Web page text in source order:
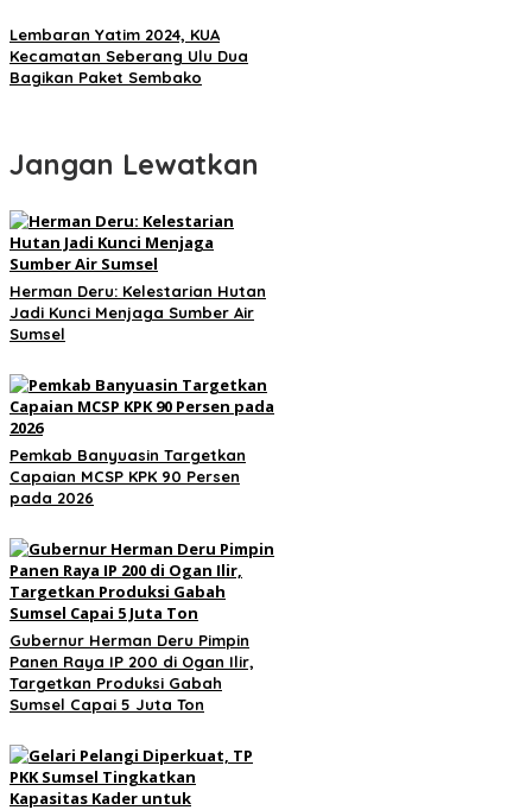
Lembaran Yatim 2024, KUA
Kecamatan Seberang Ulu Dua
Bagikan Paket Sembako
Jangan Lewatkan
Herman Deru: Kelestarian Hutan
Jadi Kunci Menjaga Sumber Air
Sumsel
Pemkab Banyuasin Targetkan
Capaian MCSP KPK 90 Persen
pada 2026
Gubernur Herman Deru Pimpin
Panen Raya IP 200 di Ogan Ilir,
Targetkan Produksi Gabah
Sumsel Capai 5 Juta Ton